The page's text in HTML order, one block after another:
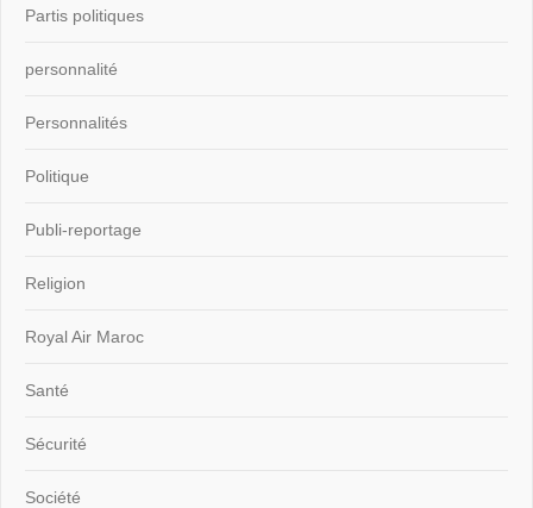
Partis politiques
personnalité
Personnalités
Politique
Publi-reportage
Religion
Royal Air Maroc
Santé
Sécurité
Société